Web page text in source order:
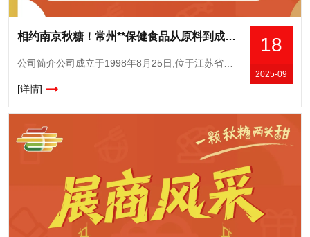
18
2025-09
相约南京秋糖！常州**保健食品从原料到成品的品质坚守，诚邀品鉴洽谈
[详情]